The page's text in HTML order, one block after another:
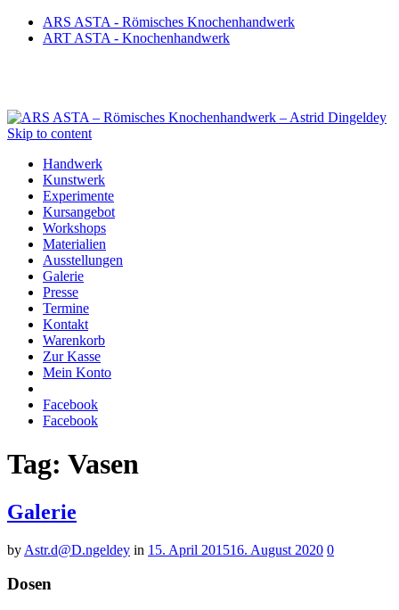
ARS ASTA - Römisches Knochenhandwerk
ART ASTA - Knochenhandwerk
Skip to content
Handwerk
Kunstwerk
Experimente
Kursangebot
Workshops
Materialien
Ausstellungen
Galerie
Presse
Termine
Kontakt
Warenkorb
Zur Kasse
Mein Konto
Facebook
Facebook
Tag: Vasen
Galerie
by Astr.d@D.ngeldey in 15. April 201516. August 2020 0
Dosen